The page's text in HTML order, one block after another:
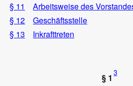
§ 11
Arbeitsweise des
§ 12
Geschäftsstelle
§ 13
Inkrafttreten
§ 1 3